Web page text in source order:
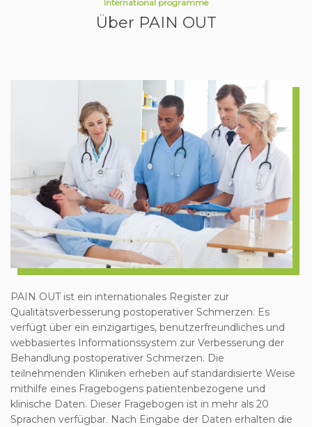
International programme
Über PAIN OUT
PAIN OUT ist ein internationales Register zur
Qualitätsverbesserung postoperativer Schmerzen. Es
verfügt über ein einzigartiges, benutzerfreundliches und
webbasiertes Informationssystem zur Verbesserung der
Behandlung postoperativer Schmerzen. Die
teilnehmenden Kliniken erheben auf standardisierte Weise
mithilfe eines Fragebogens patientenbezogene und
klinische Daten. Dieser Fragebogen ist in mehr als 20
Sprachen verfügbar. Nach Eingabe der Daten erhalten die